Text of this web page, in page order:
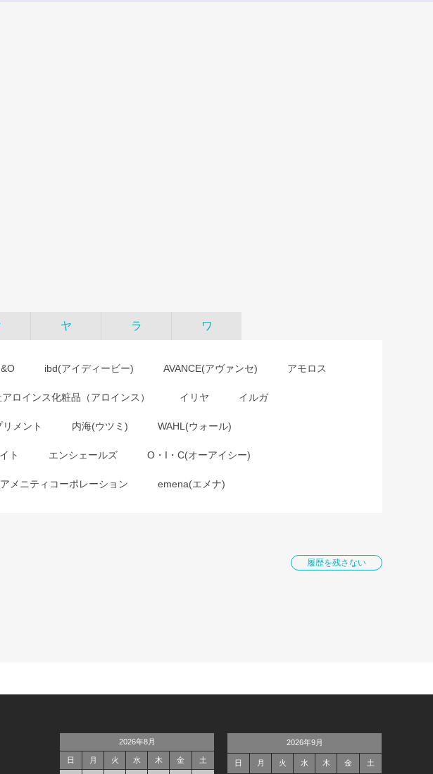
ヤ ラ ワ
ibd(アイディービー) AVANCE(アヴァンセ) アモロス
ロインス化粧品（アロインス） イリヤ イルガ
メント 内海(ウツミ) WAHL(ウォール)
ト エンシェールズ O・I・C(オーアイシー)
アメニティコーポレーション emena(エメナ)
履歴を残さない
2026年8月
日 月 火 水 木 金 土
2026年9月
日 月 火 水 木 金 土